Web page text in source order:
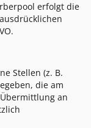
erfolgt die
Stellen (z. B.
die am
an